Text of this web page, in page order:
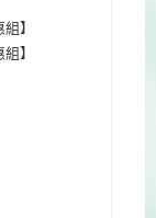
】
】